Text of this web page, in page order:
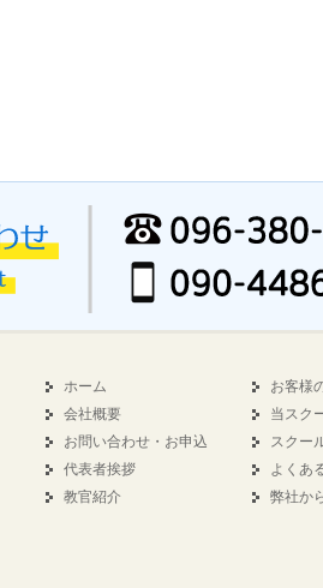
ホーム
会社概要
お問い合わせ・お申込
代表者挨拶
教官紹介
お客様
当スク
スクー
よくあ
弊社か